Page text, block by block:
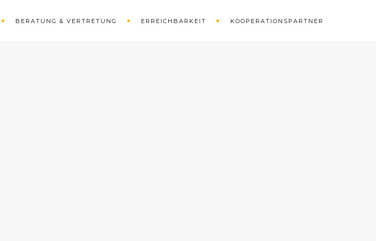
BERATUNG & VERTRETUNG ERREICHBARKEIT KOOPERATIONSPARTNER